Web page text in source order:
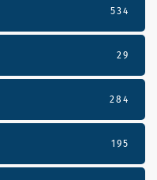
534
29
284
195